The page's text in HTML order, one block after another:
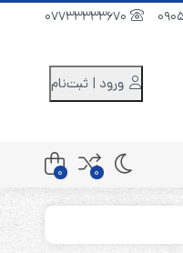
ورود | ثبت‌نام
0
0